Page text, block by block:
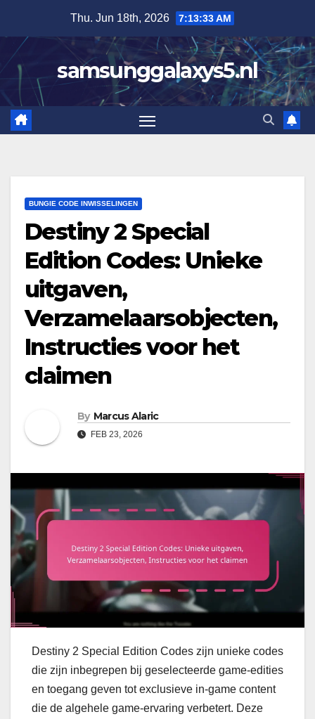
content
Thu. Jun 18th, 2026 7:13:34 AM
samsunggalaxys5.nl
BUNGIE CODE INWISSELINGEN
Destiny 2 Special
Edition Codes: Unieke
uitgaven,
Verzamelaarsobjecten,
Instructies voor het
claimen
By Marcus Alaric
FEB 23, 2026
Destiny 2 Special Edition Codes zijn unieke codes
die zijn inbegrepen bij geselecteerde game-edities
en toegang geven tot exclusieve in-game content
die de algehele game-ervaring verbetert. Deze